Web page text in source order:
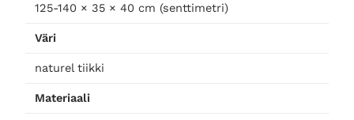
125-140 × 35 × 40 cm (senttimetri)
Väri
naturel tiikki
Materiaali